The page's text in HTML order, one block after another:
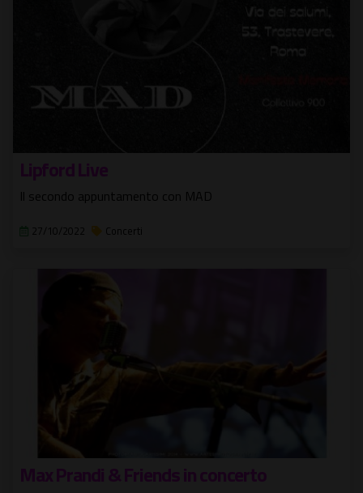
Lipford Live
Il secondo appuntamento con MAD
27/10/2022 Concerti
Max Prandi & Friends in concerto